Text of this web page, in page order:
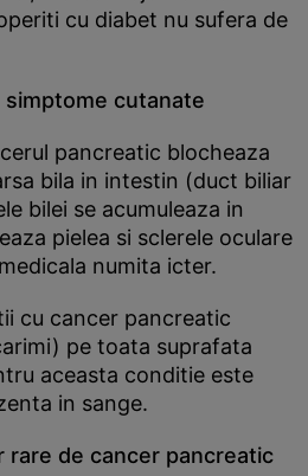
cu diabet nu sufera de
cutanate
pancreatic blocheaza
bila in intestin (duct biliar
bilei se acumuleaza in
pielea si sclerele oculare
numita icter.
cu cancer pancreatic
pe toata suprafata
aceasta conditie este
in sange.
rare de cancer pancreatic